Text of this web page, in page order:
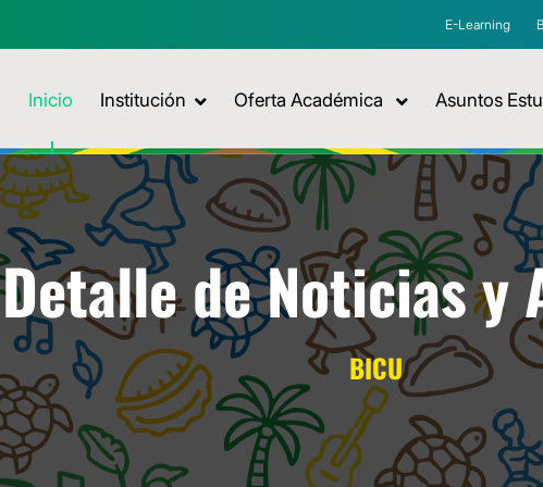
E-Learning
Inicio Institución Oferta Académica Asuntos
Detalle de Noticias y
BICU